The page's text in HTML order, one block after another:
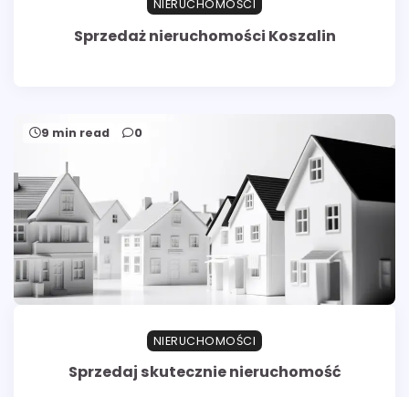
NIERUCHOMOŚCI
Sprzedaż nieruchomości Koszalin
9 min read 0
NIERUCHOMOŚCI
Sprzedaj skutecznie nieruchomość